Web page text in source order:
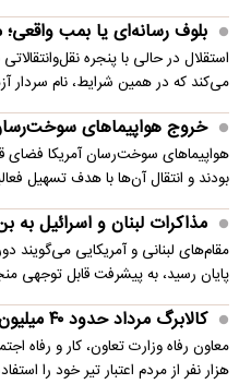
بلوف رسانه‌ای یا بمب واقعی؛
استقلال در حالی با پنجره
می‌کند که در همین شرایط، نام سردار
خروج هواپیماهای سوخت‌رسان
هواپیماهای سوخت‌رسان آمریکا فضای
بودند و انتقال آن‌ها با هدف تسهیل
مذاکرات لبنان و اسرائیل
مقام‌های لبنانی و آمریکایی می‌گویند
پایان رسید، به پیشرفت قابل توجهی
کالابرگ مرداد حدود ۴۰‌ میلیون نفر شارژ شد
هزار نفر از مردم اعتبار تیر خود را